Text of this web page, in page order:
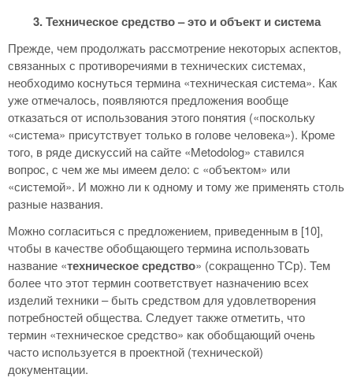
3. Техническое средство – это и объект и система
Прежде, чем продолжать рассмотрение некоторых аспектов,
связанных с противоречиями в технических системах,
необходимо коснуться термина «техническая система». Как
уже отмечалось, появляются предложения вообще
отказаться от использования этого понятия («поскольку
«система» присутствует только в голове человека»). Кроме
того, в ряде дискуссий на сайте «Metodolog» ставился
вопрос, с чем же мы имеем дело: с «объектом» или
«системой». И можно ли к одному и тому же применять столь
разные названия.
Можно согласиться с предложением, приведенным в [10],
чтобы в качестве обобщающего термина использовать
название «техническое средство» (сокращенно ТСр). Тем
более что этот термин соответствует назначению всех
изделий техники – быть средством для удовлетворения
потребностей общества. Следует также отметить, что
термин «техническое средство» как обобщающий очень
часто используется в проектной (технической)
документации.